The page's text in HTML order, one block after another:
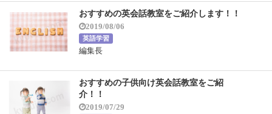
おすすめの英会話教室をご紹介します！！
2019/08/06
英語学習
編集長
おすすめの子供向け英会話教室をご紹
介！！
2019/07/29